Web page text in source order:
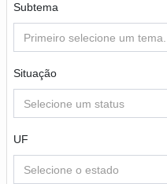
Subtema
Primeiro selecione um tema...
Situação
Selecione um status
UF
Selecione o estado